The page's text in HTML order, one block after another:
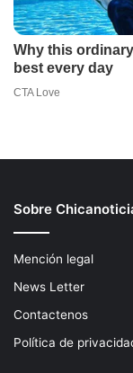
Sobre
Mención legal
News Letter
Contactenos
Política de